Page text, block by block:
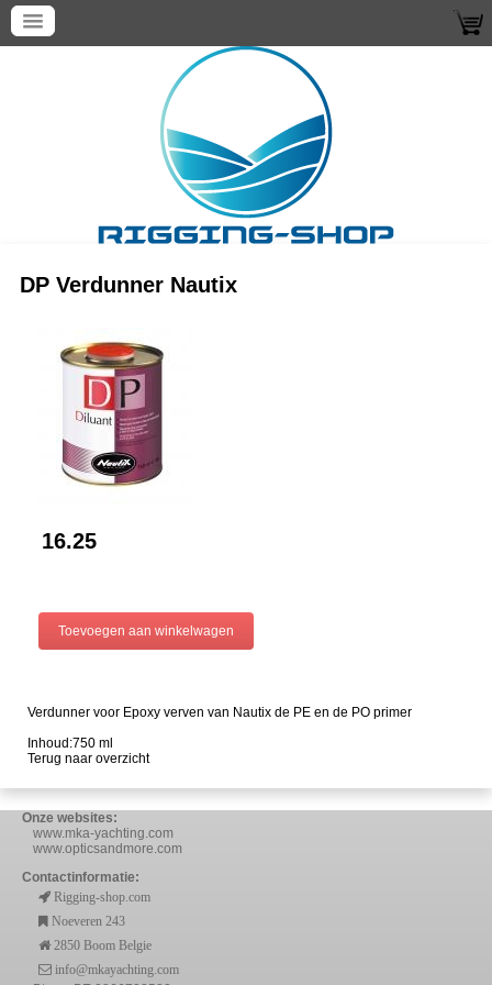
DP Verdunner Nautix
16.25
Verdunner voor Epoxy verven van Nautix de PE en de PO primer
Inhoud:750 ml
Terug naar overzicht
Onze websites:
www.mka-yachting.com
www.opticsandmore.com
Contactinformatie:
Rigging-shop.com
Noeveren 243
2850 Boom Belgie
info@mkayachting.com